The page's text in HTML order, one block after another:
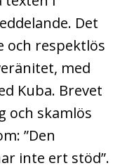
Det
och respektlös
med
Kuba. Brevet
och skamlös
”Den
inte ert stöd”.